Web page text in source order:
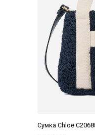
Сумка Chloe